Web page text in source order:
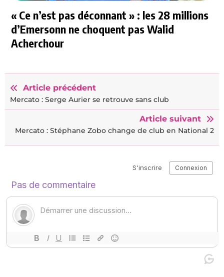
« Ce n’est pas déconnant » : les 28 millions
d’Emersonn ne choquent pas Walid
Acherchour
Article précédent
Mercato : Serge Aurier se retrouve sans club
Article suivant
Mercato : Stéphane Zobo change de club en National 2